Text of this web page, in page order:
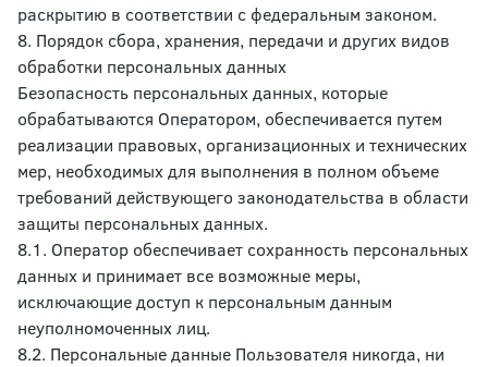
раскрытию в соответствии с федеральным законом.
8. Порядок сбора, хранения, передачи и других видов
обработки персональных данных
Безопасность персональных данных, которые
обрабатываются Оператором, обеспечивается путем
реализации правовых, организационных и технических
мер, необходимых для выполнения в полном объеме
требований действующего законодательства в области
защиты персональных данных.
8.1. Оператор обеспечивает сохранность персональных
данных и принимает все возможные меры,
исключающие доступ к персональным данным
неуполномоченных лиц.
8.2. Персональные данные Пользователя никогда, ни